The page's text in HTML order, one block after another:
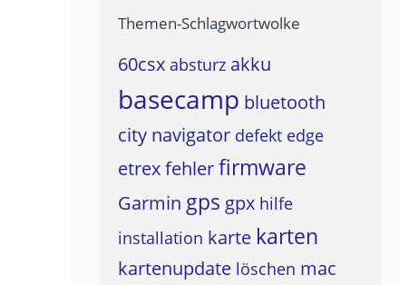
Themen-Schlagwortwolke
60csx absturz akku
basecamp bluetooth
city navigator defekt edge
etrexfehlerfirmware
Garmin gps gpx hilfe
installation karte karten
kartenupdate löschen mac